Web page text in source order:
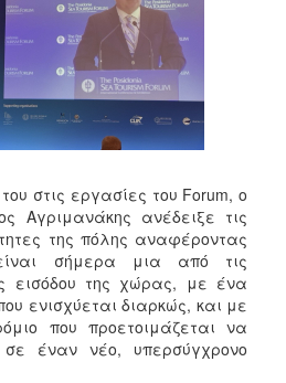
στις εργασίες του Forum, ο
Αγριμανάκης ανέδειξε τις
της πόλης αναφέροντας
σήμερα μια από τις
εισόδου της χώρας, με ένα
ενισχύεται διαρκώς, και με
που προετοιμάζεται να
έναν νέο, υπερσύγχρονο